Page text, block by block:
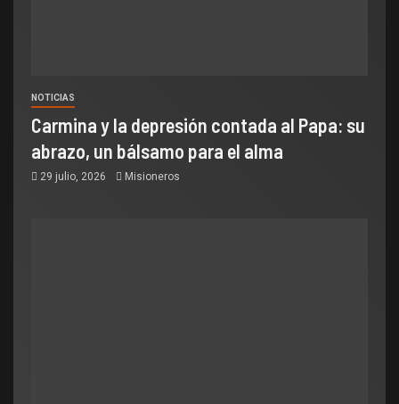
NOTICIAS
Carmina y la depresión contada al Papa: su
abrazo, un bálsamo para el alma
29 julio, 2026 Misioneros